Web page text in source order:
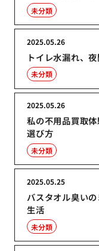
未分類
トイレ水漏れ、
2025.05.26
未分類
私の不用品買取
選び方
2025.05.26
未分類
バスタオル臭い
生活
2025.05.25
未分類